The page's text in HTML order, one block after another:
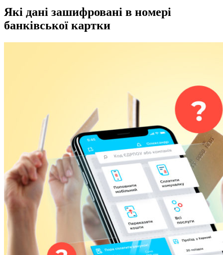
Які дані зашифровані в номері
банківської картки